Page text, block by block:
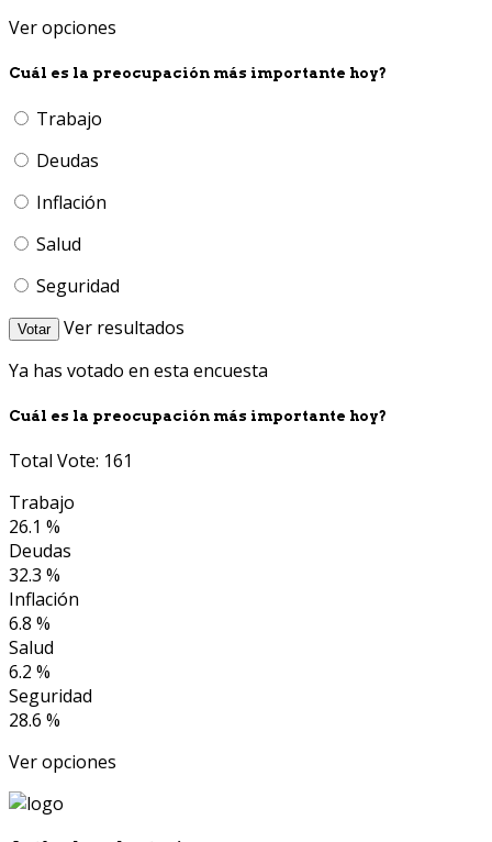
Ver opciones
Cuál es la preocupación más importante hoy?
Trabajo
Deudas
Inflación
Salud
Seguridad
Votar
Ver resultados
Ya has votado en esta encuesta
Cuál es la preocupación más importante hoy?
Total Vote: 161
Trabajo
26.1 %
Deudas
32.3 %
Inflación
6.8 %
Salud
6.2 %
Seguridad
28.6 %
Ver opciones